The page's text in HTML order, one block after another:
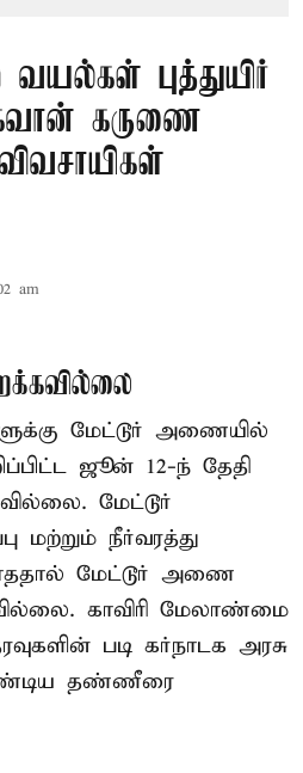
வயல்கள் புத்துயிர்
கருணை
am
மேட்டூர் அணையில்
ஜூன் 12-ந் தேதி
மேட்டூர்
மற்றும் நீர்வரத்து
மேட்டூர் அணை
காவிரி மேலாண்மை
படி கர்நாடக அரசு
தண்ணீரை